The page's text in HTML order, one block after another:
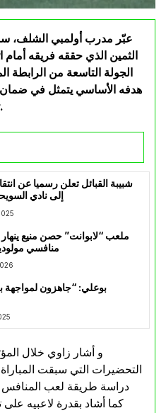
عبّر مدرب أولمبي الشلف،
الجولة التاسعة من الرابطة
هدفه الأساسي يتمثل في ضمان
تشكيل فريق قوي للمستقبل.
شبيبة القبائل تعلن رسميا عن
إلى نادي
ملعب “لابوانت” حصن منيع
منافسي
بوعلي: “جاهزون لمواجهة
و أشار زاوي خلال
التحضيرات التي سبقت
دراسة طريقة لعب المنافس
كما أشاد بقدرة لاعبيه